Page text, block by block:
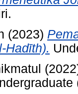
(2023)
Hadīth).